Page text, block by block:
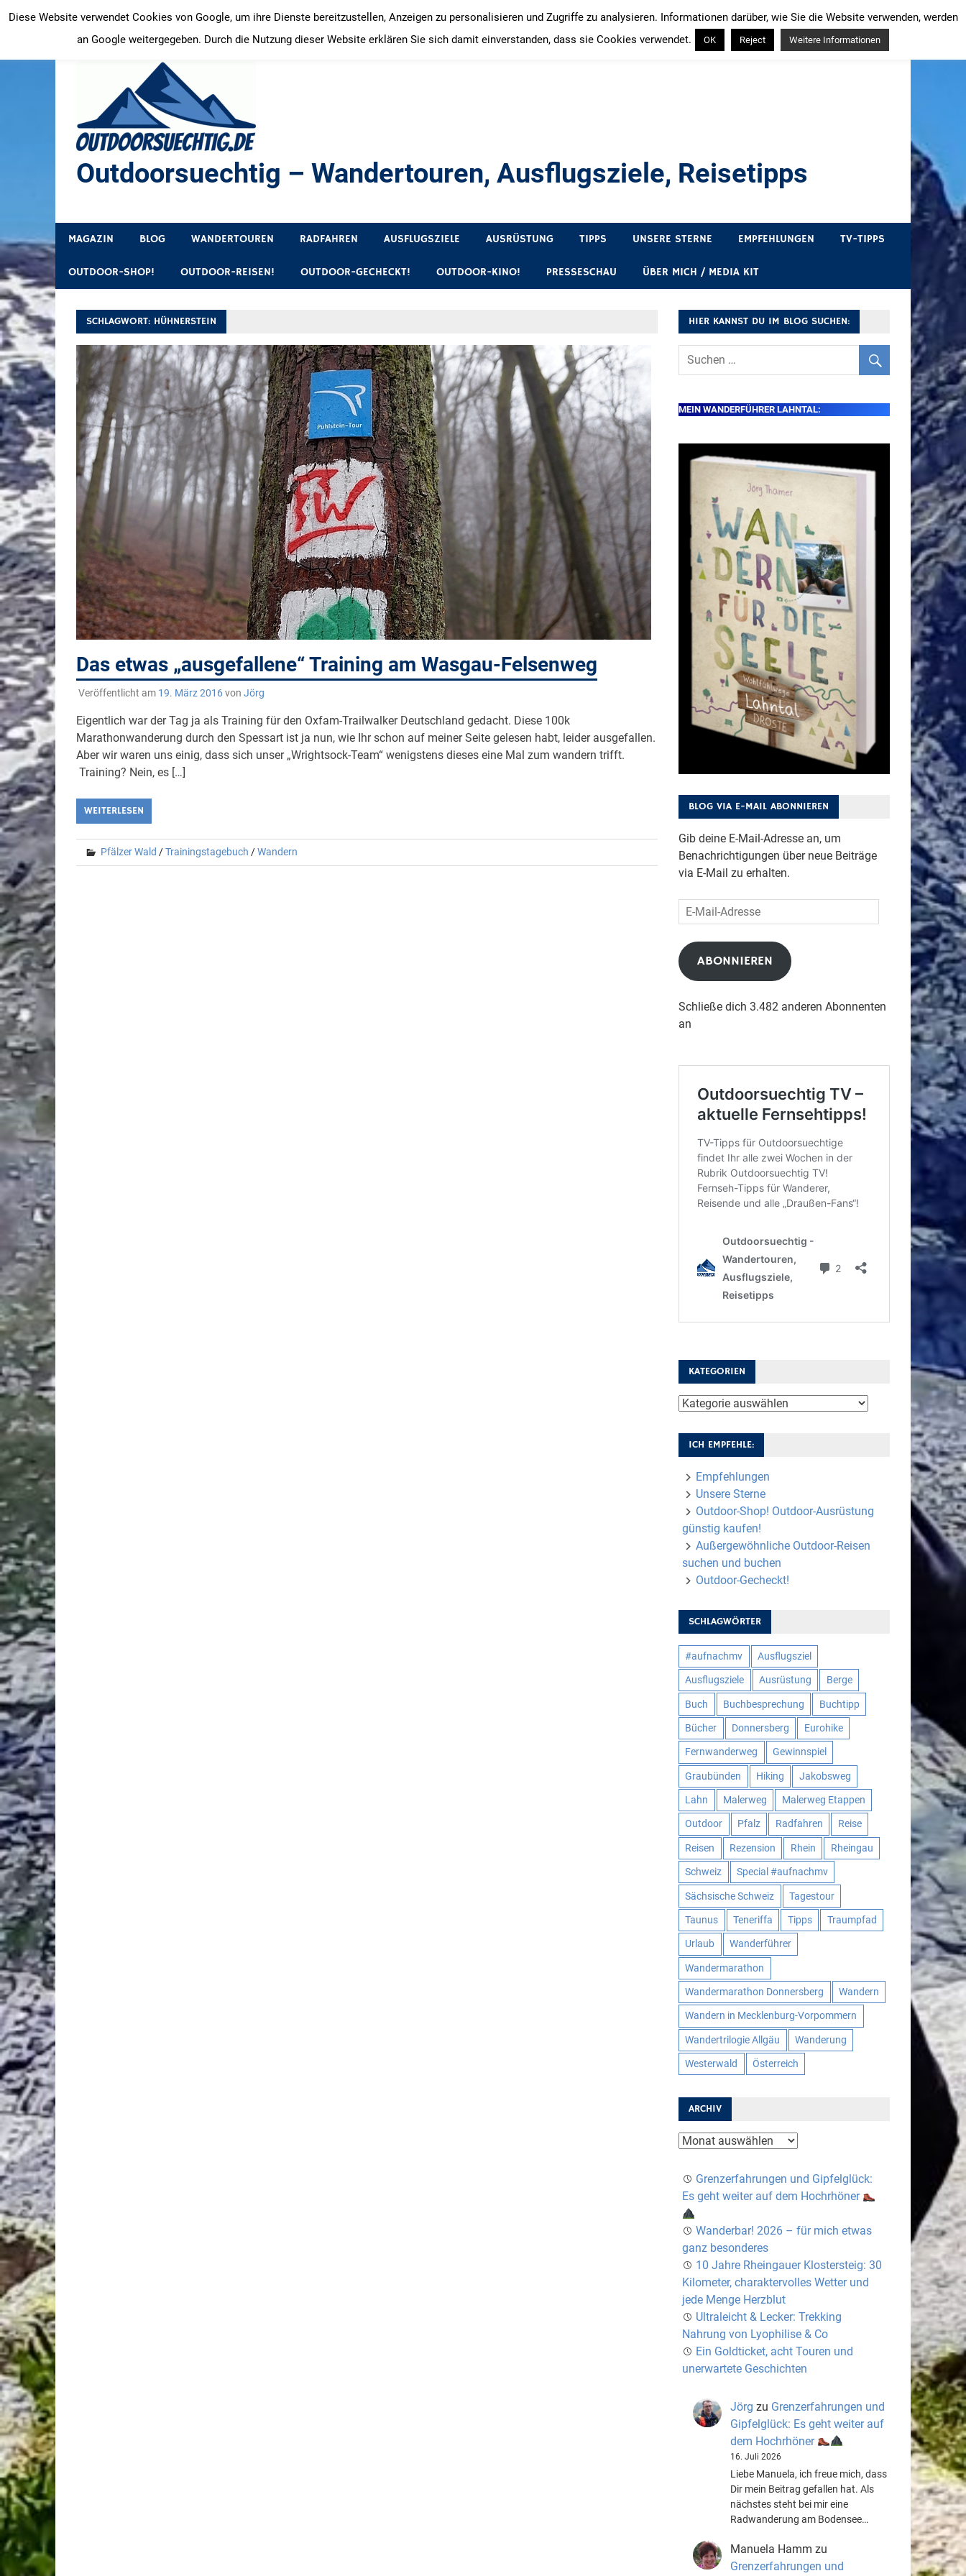
Inhalt
springen
Outdoorsuechtig – Wandertouren, Ausflugsziele, Reisetipps
MAGAZIN BLOG WANDERTOUREN RADFAHREN AUSFLUGSZIELE AUSRÜSTUNG TIPPS UNSERE STERNE EMPFEHLUNGEN TV-TIPPS
OUTDOOR-SHOP! OUTDOOR-REISEN! OUTDOOR-GECHECKT! OUTDOOR-KINO! PRESSESCHAU ÜBER MICH / MEDIA KIT
SCHLAGWORT: HÜHNERSTEIN
Das etwas „ausgefallene“ Training am Wasgau-Felsenweg
Veröffentlicht am 19. März 2016von Jörg
Eigentlich war der Tag ja als Training für den Oxfam-Trailwalker Deutschland gedacht. Diese 100k
Marathonwanderung durch den Spessart ist ja nun, wie Ihr schon auf meiner Seite gelesen habt, leider ausgefallen.
Aber wir waren uns einig, dass sich unser „Wrightsock-Team“ wenigstens dieses eine Mal zum wandern trifft.
Training? Nein, es […]
WEITERLESEN
Pfälzer Wald /Trainingstagebuch /Wandern
HIER KANNST DU IM BLOG SUCHEN:
MEIN WANDERFÜHRER LAHNTAL:
BLOG VIA E-MAIL ABONNIEREN
Gib deine E-Mail-Adresse an, um
Benachrichtigungen über neue Beiträge
via E-Mail zu erhalten.
E-
Mail-
Adresse
ABONNIEREN
Schließe dich 3.482 anderen Abonnenten
an
KATEGORIEN
Kategorien
ICH EMPFEHLE:
Empfehlungen
Unsere Sterne
Outdoor-Shop! Outdoor-Ausrüstung
günstig kaufen!
Außergewöhnliche Outdoor-Reisen
suchen und buchen
Outdoor-Gecheckt!
SCHLAGWÖRTER
#aufnachmv Ausflugsziel
Ausflugsziele Ausrüstung Berge
Buch Buchbesprechung Buchtipp
Bücher Donnersberg Eurohike
Fernwanderweg Gewinnspiel
Graubünden Hiking Jakobsweg
Lahn Malerweg Malerweg Etappen
Outdoor Pfalz Radfahren Reise
Reisen Rezension Rhein Rheingau
Schweiz Special #aufnachmv
Sächsische Schweiz Tagestour
Taunus Teneriffa Tipps Traumpfad
Urlaub Wanderführer
Wandermarathon
Wandermarathon Donnersberg Wandern
Wandern in Mecklenburg-Vorpommern
Wandertrilogie Allgäu Wanderung
Westerwald Österreich
ARCHIV
Archiv
Grenzerfahrungen und Gipfelglück:
Es geht weiter auf dem Hochrhöner
Wanderbar! 2026 – für mich etwas
ganz besonderes
10 Jahre Rheingauer Klostersteig: 30
Kilometer, charaktervolles Wetter und
jede Menge Herzblut
Ultraleicht & Lecker: Trekking
Nahrung von Lyophilise & Co
Ein Goldticket, acht Touren und
unerwartete Geschichten
Jörg zu Grenzerfahrungen und
Gipfelglück: Es geht weiter auf
dem Hochrhöner
16. Juli 2026
Liebe Manuela, ich freue mich, dass
Dir mein Beitrag gefallen hat. Als
nächstes steht bei mir eine
Radwanderung am Bodensee…
Manuela Hamm zu
Grenzerfahrungen und
Diese Website verwendet Cookies von Google, um ihre Dienste bereitzustellen, Anzeigen zu personalisieren und Zugriffe zu analysieren. Informationen darüber, wie Sie die Website verwenden, werden
an Google weitergegeben. Durch die Nutzung dieser Website erklären Sie sich damit einverstanden, dass sie Cookies verwendet.
OK Reject Weitere Informationen